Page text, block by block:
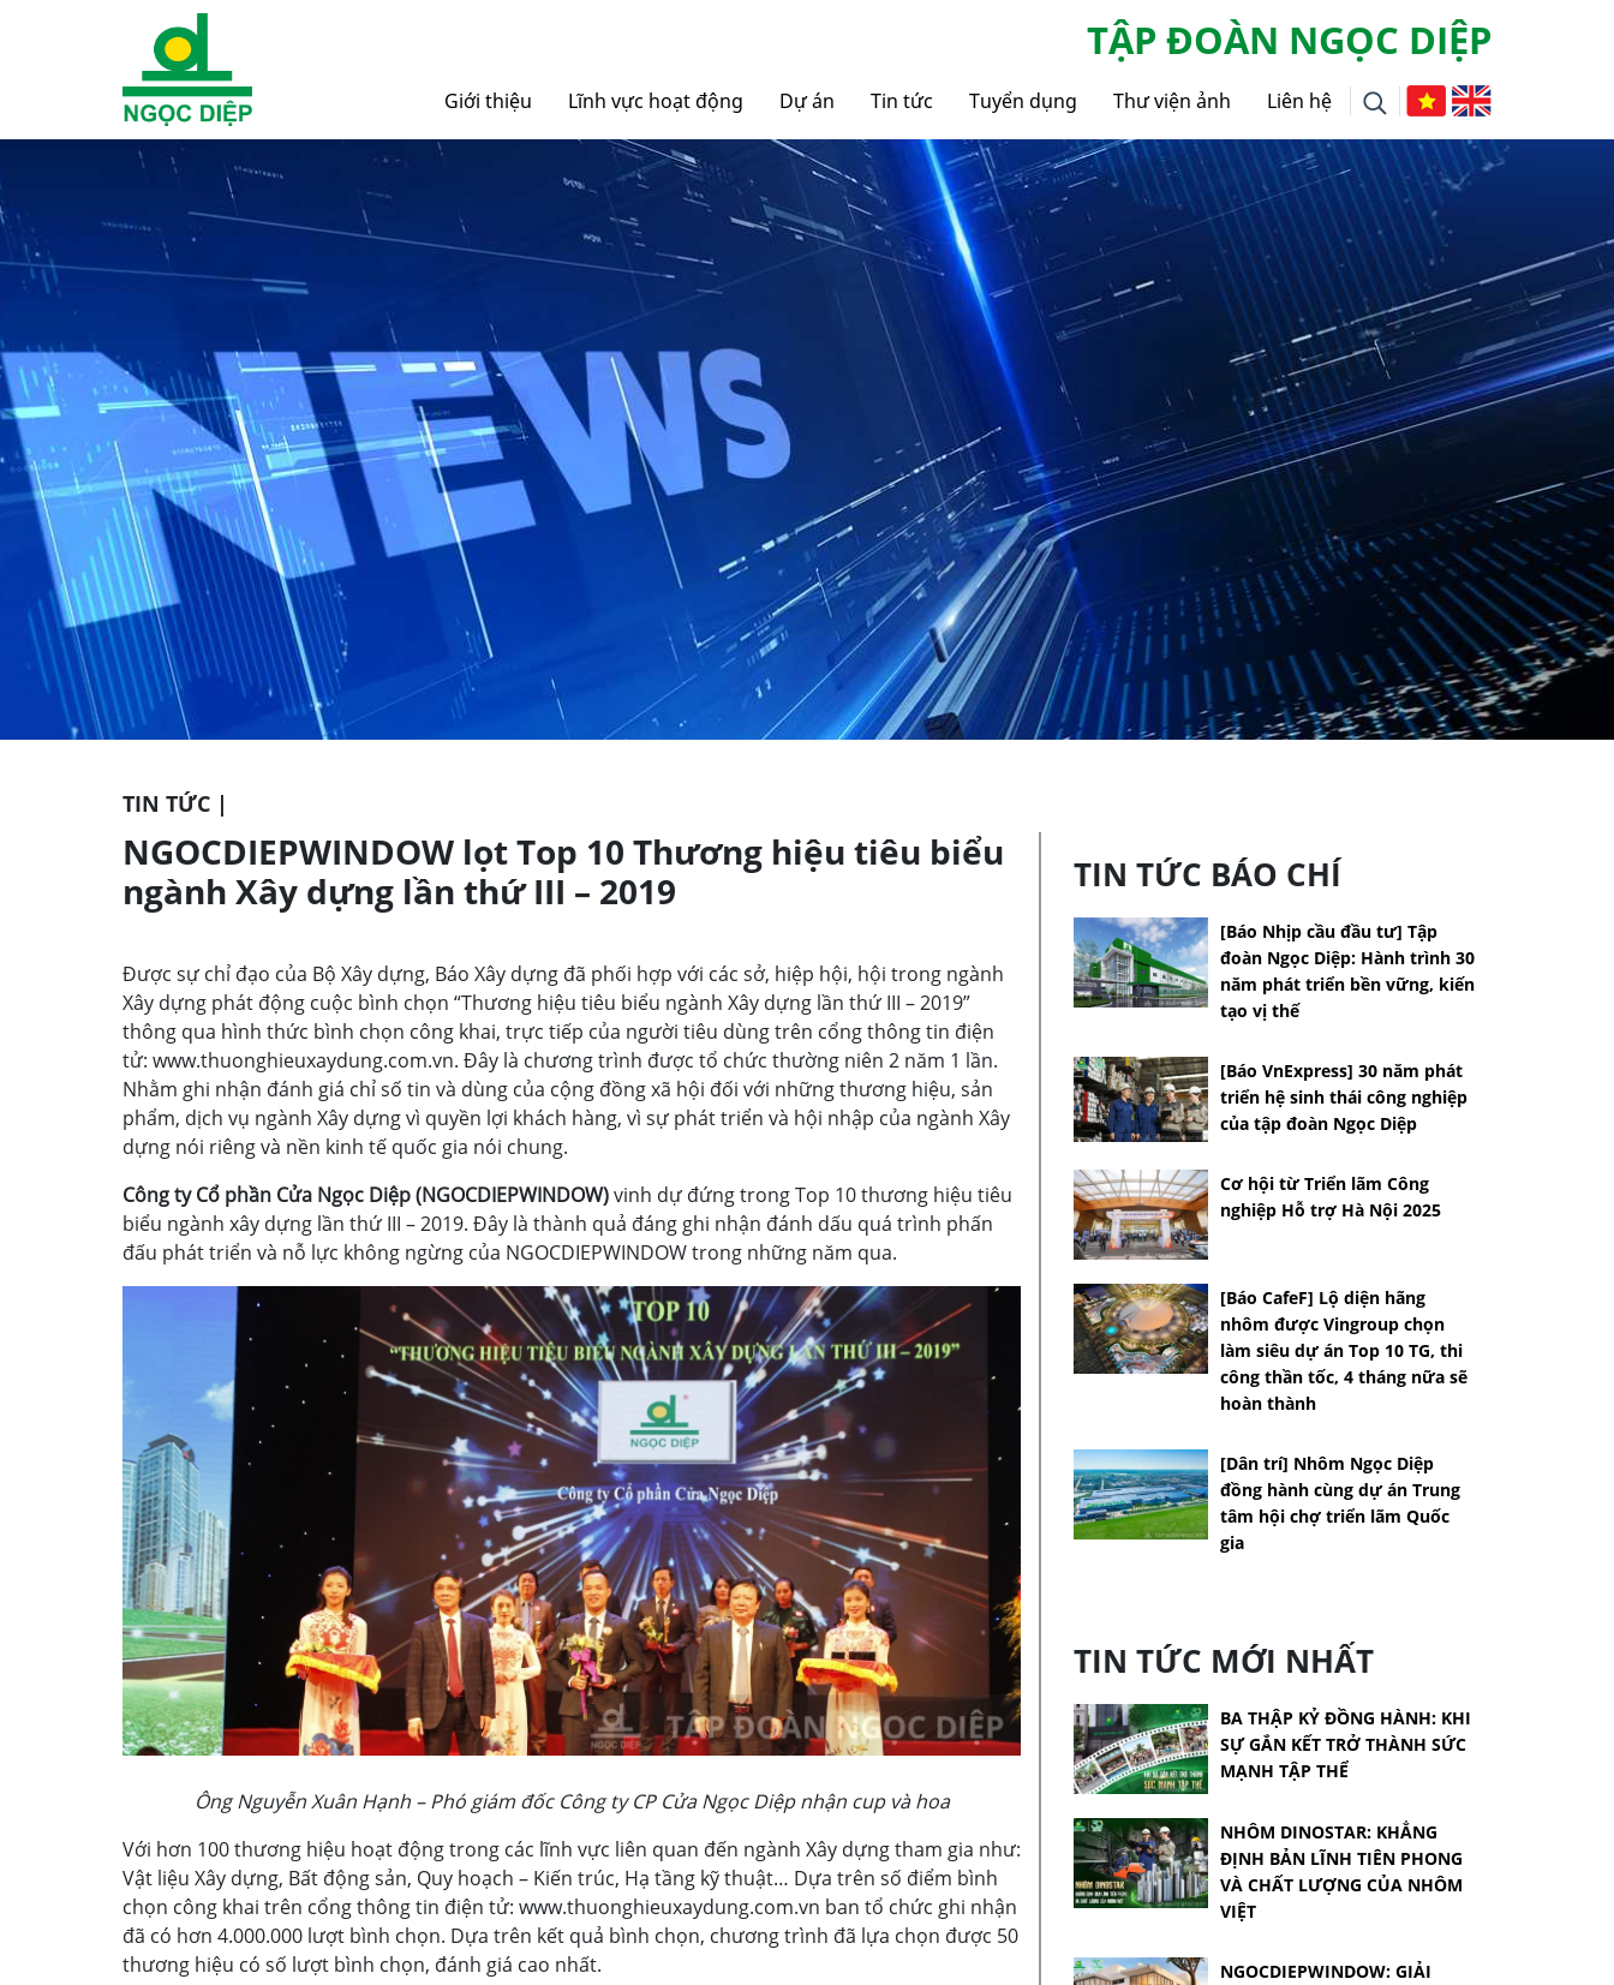
TẬP ĐOÀN NGỌC DIỆP
Giới thiệu Lĩnh vực hoạt động
Nội thất Ngọc Diệp
Bao bì Ngọc Diệp
NGOCDIEPWINDOW
Dự án Tin tức
Tin tức Tập đoàn
Báo chí nói về chúng tôi
Tuyển dụng Thư viện ảnh Liên hệ
TIN TỨC |
NGOCDIEPWINDOW lọt Top 10 Thương hiệu tiêu biểu
ngành Xây dựng lần thứ III – 2019
Được sự chỉ đạo của Bộ Xây dựng, Báo Xây dựng đã phối hợp với các sở, hiệp hội, hội trong ngành
Xây dựng phát động cuộc bình chọn “Thương hiệu tiêu biểu ngành Xây dựng lần thứ III – 2019”
thông qua hình thức bình chọn công khai, trực tiếp của người tiêu dùng trên cổng thông tin điện
tử: www.thuonghieuxaydung.com.vn. Đây là chương trình được tổ chức thường niên 2 năm 1 lần.
Nhằm ghi nhận đánh giá chỉ số tin và dùng của cộng đồng xã hội đối với những thương hiệu, sản
phẩm, dịch vụ ngành Xây dựng vì quyền lợi khách hàng, vì sự phát triển và hội nhập của ngành Xây
dựng nói riêng và nền kinh tế quốc gia nói chung.
Công ty Cổ phần Cửa Ngọc Diệp (NGOCDIEPWINDOW)vinh dự đứng trong Top 10 thương hiệu tiêu
biểu ngành xây dựng lần thứ III – 2019. Đây là thành quả đáng ghi nhận đánh dấu quá trình phấn
đấu phát triển và nỗ lực không ngừng của NGOCDIEPWINDOW trong những năm qua.
Ông Nguyễn Xuân Hạnh – Phó giám đốc Công ty CP Cửa Ngọc Diệp nhận cup và hoa
Với hơn 100 thương hiệu hoạt động trong các lĩnh vực liên quan đến ngành Xây dựng tham gia như:
Vật liệu Xây dựng, Bất động sản, Quy hoạch – Kiến trúc, Hạ tầng kỹ thuật… Dựa trên số điểm bình
chọn công khai trên cổng thông tin điện tử: www.thuonghieuxaydung.com.vn ban tổ chức ghi nhận
đã có hơn 4.000.000 lượt bình chọn. Dựa trên kết quả bình chọn, chương trình đã lựa chọn được 50
thương hiệu có số lượt bình chọn, đánh giá cao nhất.
TIN TỨC BÁO CHÍ
[Báo Nhịp cầu đầu tư] Tập
đoàn Ngọc Diệp: Hành trình 30
năm phát triển bền vững, kiến
tạo vị thế
[Báo VnExpress] 30 năm phát
triển hệ sinh thái công nghiệp
của tập đoàn Ngọc Diệp
Cơ hội từ Triển lãm Công
nghiệp Hỗ trợ Hà Nội 2025
[Báo CafeF] Lộ diện hãng
nhôm được Vingroup chọn
làm siêu dự án Top 10 TG, thi
công thần tốc, 4 tháng nữa sẽ
hoàn thành
[Dân trí] Nhôm Ngọc Diệp
đồng hành cùng dự án Trung
tâm hội chợ triển lãm Quốc
gia
TIN TỨC MỚI NHẤT
BA THẬP KỶ ĐỒNG HÀNH: KHI
SỰ GẮN KẾT TRỞ THÀNH SỨC
MẠNH TẬP THỂ
NHÔM DINOSTAR: KHẲNG
ĐỊNH BẢN LĨNH TIÊN PHONG
VÀ CHẤT LƯỢNG CỦA NHÔM
VIỆT
NGOCDIEPWINDOW: GIẢI